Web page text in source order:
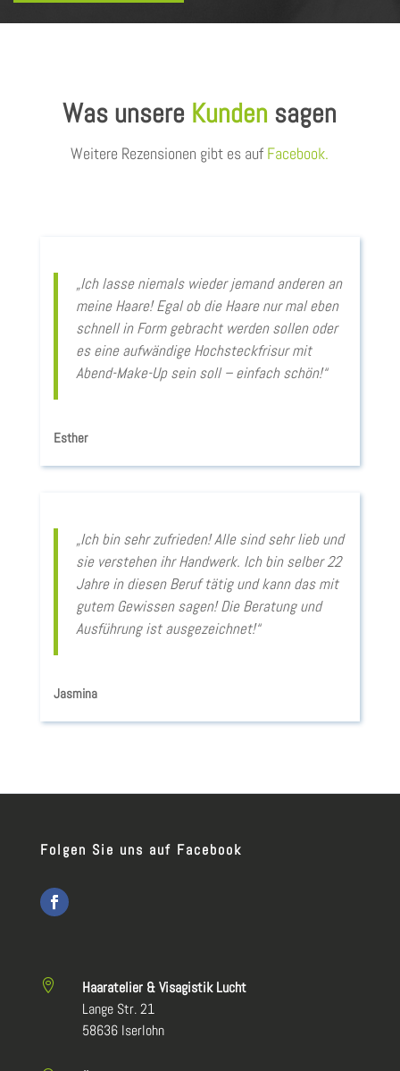
Was unsere Kunden sagen
Weitere Rezensionen gibt es auf Facebook.
„Ich lasse niemals wieder jemand anderen an
meine Haare! Egal ob die Haare nur mal eben
schnell in Form gebracht werden sollen oder
es eine aufwändige Hochsteckfrisur mit
Abend-Make-Up sein soll – einfach schön!“
Esther
„Ich bin sehr zufrieden! Alle sind sehr lieb und
sie verstehen ihr Handwerk. Ich bin selber 22
Jahre in diesen Beruf tätig und kann das mit
gutem Gewissen sagen! Die Beratung und
Ausführung ist ausgezeichnet!“
Jasmina
Folgen Sie uns auf Facebook

Haaratelier & Visagistik Lucht
Lange Str. 21
58636 Iserlohn